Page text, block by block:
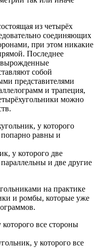
из четырёх
соединяющих
при этом никакие
Последнее
вырожденные
собой
представителями
и трапеция,
можно
у которого
равны и
у которого две
и две другие
на практике
и ромбы, которые уже
все стороны
у которого все